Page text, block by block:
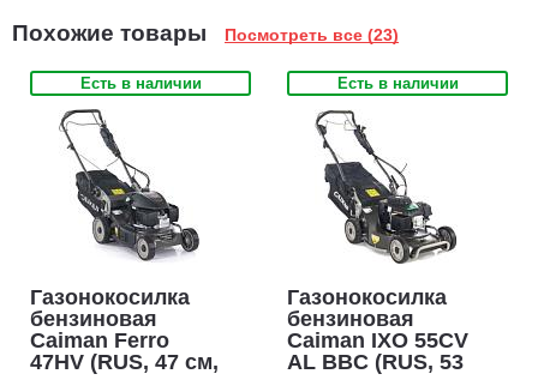
Похожие товары Посмотреть все (23)
Есть в наличии
Газонокосилка
бензиновая
Caiman Ferro
47HV (RUS, 47 см,
Есть в наличии
Газонокосилка
бензиновая
Caiman IXO 55CV
AL BBC (RUS, 53